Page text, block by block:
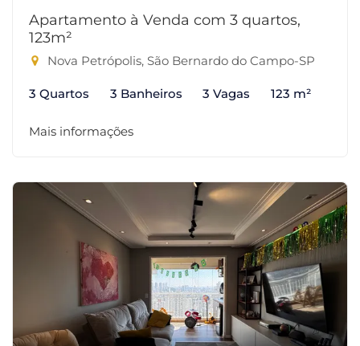
Apartamento à Venda com 3 quartos,
123m²
Nova Petrópolis, São Bernardo do Campo-SP
3 Quartos 3 Banheiros 3 Vagas 123 m²
Mais informações